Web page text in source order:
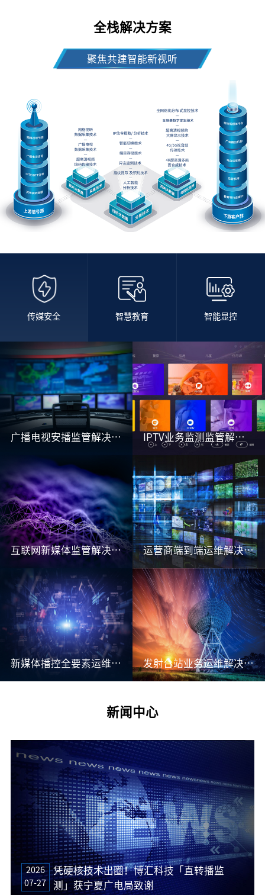
全栈解决方案
聚焦共建智能新视听
传媒安全 智慧教育 智能显控
广播电视安播监管解决方案 IPTV业务监测监管解决方案
互联网新媒体监管解决方案 运营商端到端运维解决方案
新媒体播控全要素运维解决方案 发射台站业务运维解决方案
新闻中心
2026
07-27
凭硬核技术出圈！博汇科技「直转播监
测」获宁夏广电局致谢